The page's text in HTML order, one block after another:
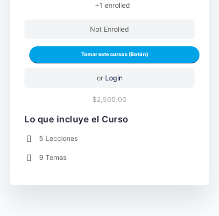
+1 enrolled
Not Enrolled
or Login
$2,500.00
Lo que incluye el Curso
5 Lecciones
9 Temas